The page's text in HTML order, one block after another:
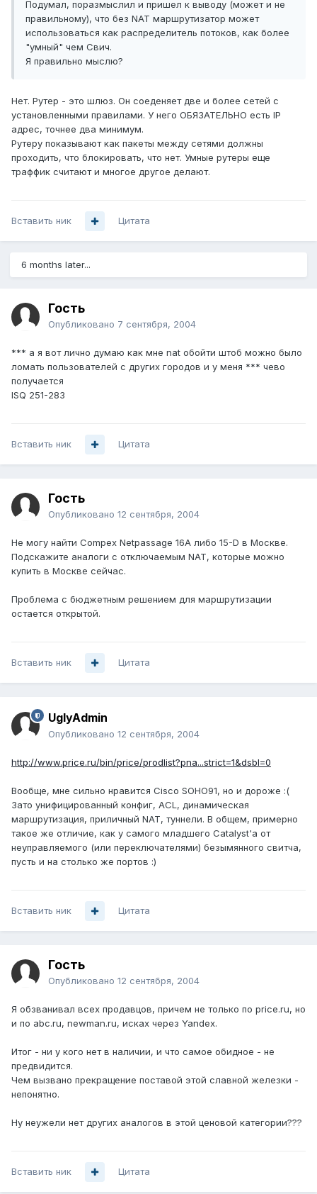
Подумал, поразмыслил и пришел к выводу (может и не
правильному), что без NAT маршрутизатор может
использоваться как распределитель потоков, как более
"умный" чем Свич.
Я правильно мыслю?
Нет. Рутер - это шлюз. Он соеденяет две и более сетей с
установленными правилами. У него ОБЯЗАТЕЛЬНО есть IP
адрес, точнее два минимум.
Рутеру показывают как пакеты между сетями должны
проходить, что блокировать, что нет. Умные рутеры еще
траффик считают и многое другое делают.
Вставить ник Цитата
6 months later...
Гость
Опубликовано 7 сентября, 2004
*** а я вот лично думаю как мне nat обойти штоб можно было
ломать пользователей с других городов и у меня *** чево
получается
ISQ 251-283
Вставить ник Цитата
Гость
Опубликовано 12 сентября, 2004
Не могу найти Compex Netpassage 16A либо 15-D в Москве.
Подскажите аналоги с отключаемым NAT, которые можно
купить в Москве сейчас.
Проблема с бюджетным решением для маршрутизации
остается открытой.
Вставить ник Цитата
UglyAdmin
Опубликовано 12 сентября, 2004
http://www.price.ru/bin/price/prodlist?pna...strict=1&dsbl=0
Вообще, мне сильно нравится Cisco SOHO91, но и дороже :(
Зато унифицированный конфиг, ACL, динамическая
маршрутизация, приличный NAT, туннели. В общем, примерно
такое же отличие, как у самого младшего Catalyst'а от
неуправляемого (или переключателями) безымянного свитча,
пусть и на столько же портов :)
Вставить ник Цитата
Гость
Опубликовано 12 сентября, 2004
Я обзванивал всех продавцов, причем не только по price.ru, но
и по abc.ru, newman.ru, исках через Yandex.
Итог - ни у кого нет в наличии, и что самое обидное - не
предвидится.
Чем вызвано прекращение поставой этой славной железки -
непонятно.
Ну неужели нет других аналогов в этой ценовой категории???
Вставить ник Цитата